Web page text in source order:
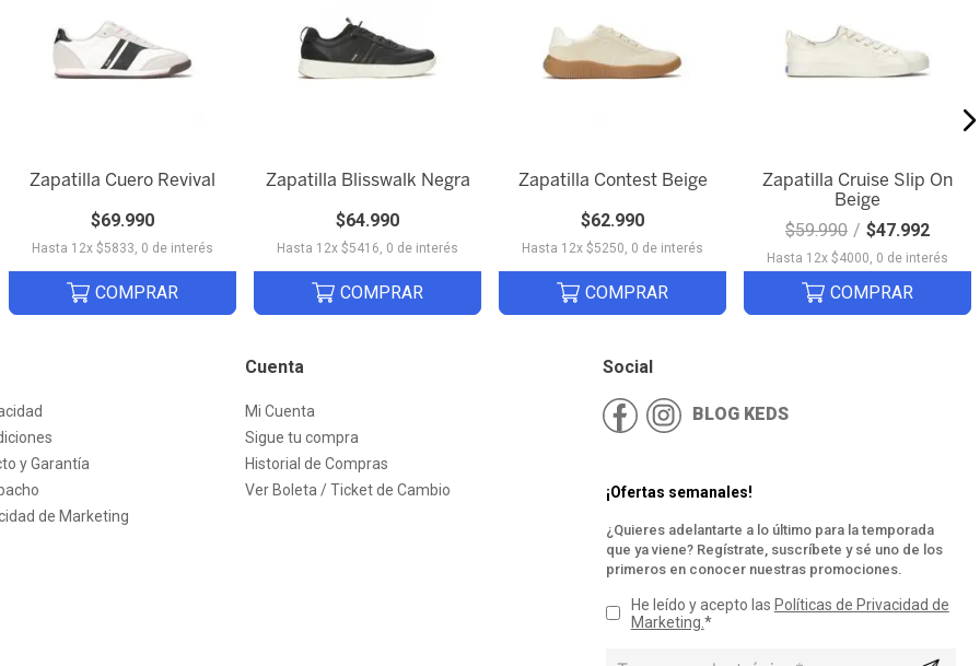
Zapatilla Cuero Revival
$69.990
Hasta 12x $5833, 0 de interés
COMPRAR
Zapatilla Blisswalk Negra
$64.990
Hasta 12x $5416, 0 de interés
COMPRAR
Zapatilla Contest Beige
$62.990
Hasta 12x $5250, 0 de interés
COMPRAR
Quick View
Zapatilla Cruise Slip On
Beige
$59.990 $47.992
Hasta 12x $4000, 0 de interés
COMPRAR
y Garantía
de Marketing
Cuenta
Mi Cuenta
Sigue tu compra
Historial de Compras
Ver Boleta / Ticket de Cambio
Social
BLOG KEDS
¡Ofertas semanales!
¿ Quieres adelantarte a lo último para la temporada
que ya viene? Regístrate, suscríbete y sé uno de los
primeros en conocer nuestras promociones.
He leído y acepto las Políticas de Privacidad de
Marketing. *